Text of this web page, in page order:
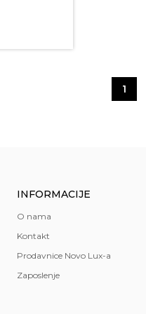
1
INFORMACIJE
O nama
Kontakt
Prodavnice Novo Lux-a
Zaposlenje